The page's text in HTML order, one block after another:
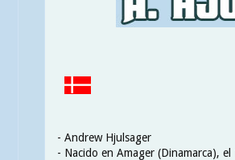
- Andrew Hjulsager
- Nacido en Amager (Dinamarca),